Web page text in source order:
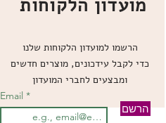
מועדון הלקוחות
הרשמו למועדון הלקוחות שלנו
כדי לקבל עידכונים, מוצרים חדשים
ומבצעים לחברי המועדון
Email
הרשם